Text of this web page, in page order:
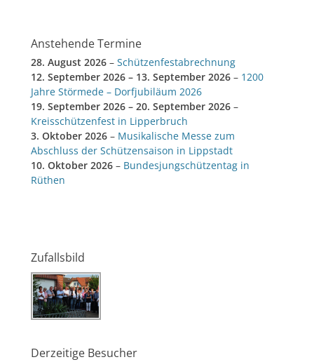
Anstehende Termine
28. August 2026 – Schützenfestabrechnung
12. September 2026 – 13. September 2026 – 1200
Jahre Störmede – Dorfjubiläum 2026
19. September 2026 – 20. September 2026 –
Kreisschützenfest in Lipperbruch
3. Oktober 2026 – Musikalische Messe zum
Abschluss der Schützensaison in Lippstadt
10. Oktober 2026 – Bundesjungschützentag in
Rüthen
Zufallsbild
Derzeitige Besucher